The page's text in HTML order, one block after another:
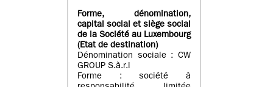
Forme, dénomination,
capital social et siège social
de la Société au Luxembourg
(Etat de destination)
Dénomination sociale : CW
GROUP S.à.r.l
Forme : société à